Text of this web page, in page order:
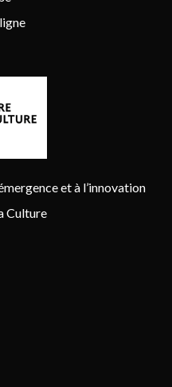
et à l’innovation
Culture